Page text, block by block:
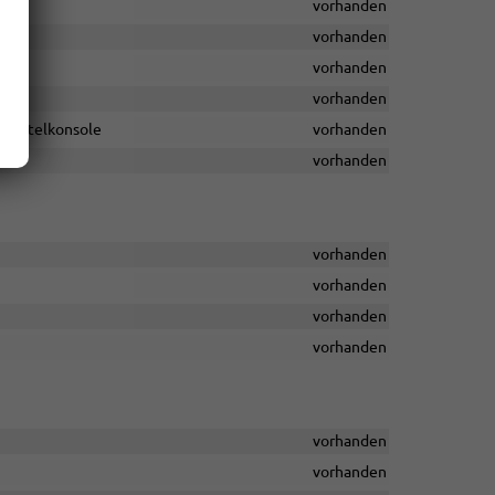
vorhanden
vorhanden
vorhanden
vorhanden
Mittelkonsole
vorhanden
vorhanden
vorhanden
vorhanden
vorhanden
vorhanden
vorhanden
vorhanden